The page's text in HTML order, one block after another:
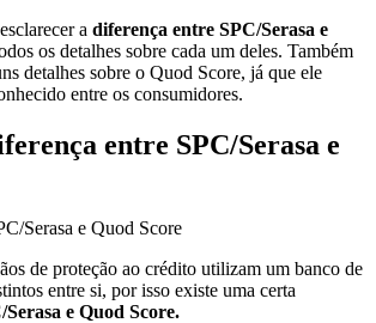
a diferença entre SPC/Serasa e
os detalhes sobre cada um deles. Também
detalhes sobre o Quod Score, já que ele
entre os consumidores.
entre SPC/Serasa e
de proteção ao crédito utilizam um banco de
entre si, por isso existe uma certa
Serasa e Quod Score.